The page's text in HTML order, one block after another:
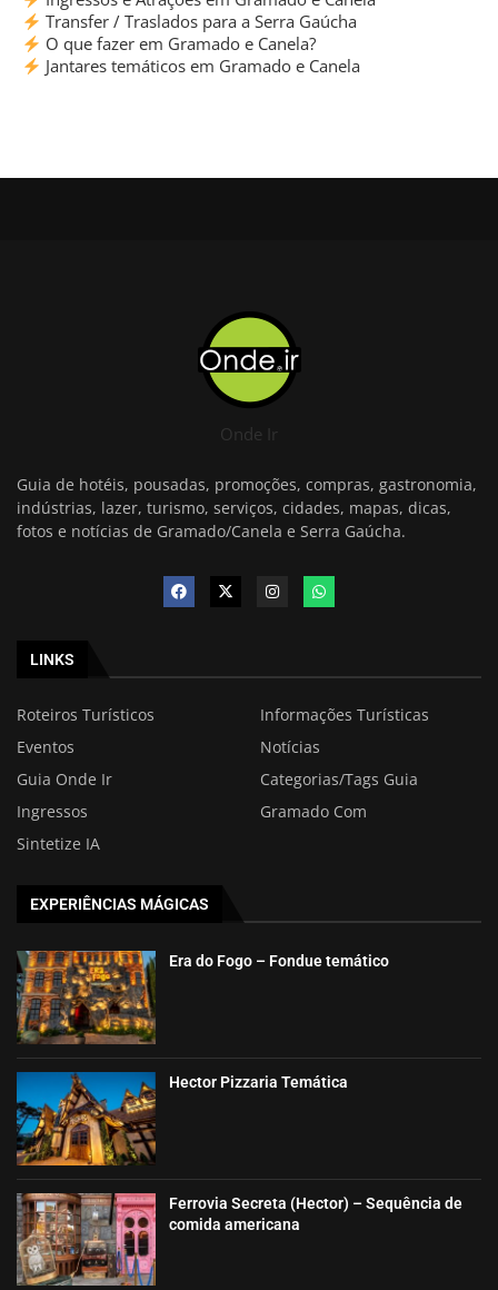
Transfer / Traslados para a Serra Gaúcha
O que fazer em Gramado e Canela?
Jantares temáticos em Gramado e Canela
Onde Ir
Guia de hotéis, pousadas, promoções, compras, gastronomia,
indústrias, lazer, turismo, serviços, cidades, mapas, dicas,
fotos e notícias de Gramado/Canela e Serra Gaúcha.
LINKS
Roteiros Turísticos
Informações Turísticas
Eventos
Notícias
Guia Onde Ir
Categorias/Tags Guia
Ingressos
Gramado Com
Sintetize IA
EXPERIÊNCIAS MÁGICAS
Era do Fogo – Fondue temático
Hector Pizzaria Temática
Ferrovia Secreta (Hector) – Sequência de
comida americana